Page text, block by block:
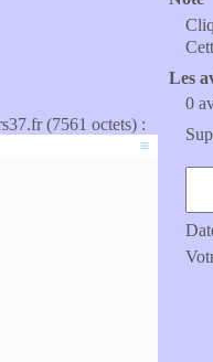
(7561 octets) :
Les
0